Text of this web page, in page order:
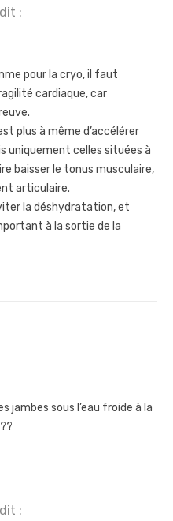
dit :
pour la cryo, il faut
cardiaque, car
plus à même d’accélérer
uniquement celles situées à
baisser le tonus musculaire,
articulaire.
la déshydratation, et
à la sortie de la
jambes sous l’eau froide à la
dit :